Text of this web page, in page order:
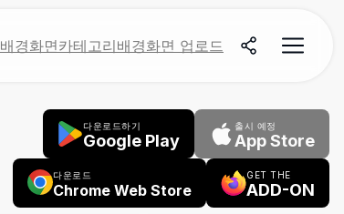
배경화면카테고리배경화면 업로드
다운로드하기
Google Play
출시 예정
App Store
다운로드
Chrome Web Store
GET THE
ADD-ON